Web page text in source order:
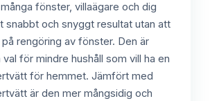
fönster, villaägare och dig
snabbt och snyggt resultat utan att
rengöring av fönster. Den är
för mindre hushåll som vill ha en
för hemmet. Jämfört med
är den mer mångsidig och